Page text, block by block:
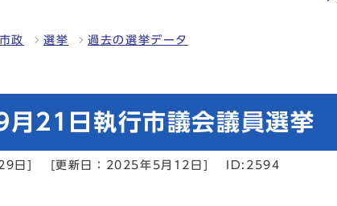
市政 選挙 過去の選挙データ
月21日執行市議会議員選挙
日] [更新日：2025年5月12日] ID:2594